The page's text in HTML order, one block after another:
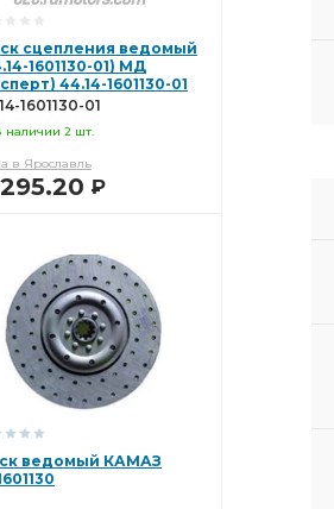
сцепления ведомый
1601130-01) МД
44.14-1601130-01
1601130-01
наличии 2 шт.
в Ярославль
Р
ведомый КАМАЗ